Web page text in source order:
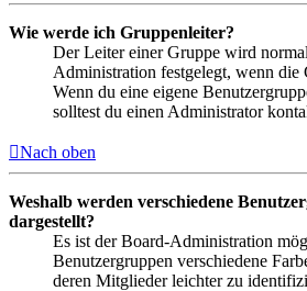
Wie werde ich Gruppenleiter?
Der Leiter einer Gruppe wird
Administration festgelegt, wenn die
Wenn du eine eigene
solltest du einen Administrator
Nach oben
Weshalb werden verschiedene
dargestellt?
Es ist der Board-Administration
Benutzergruppen verschiedene
deren Mitglieder leichter zu